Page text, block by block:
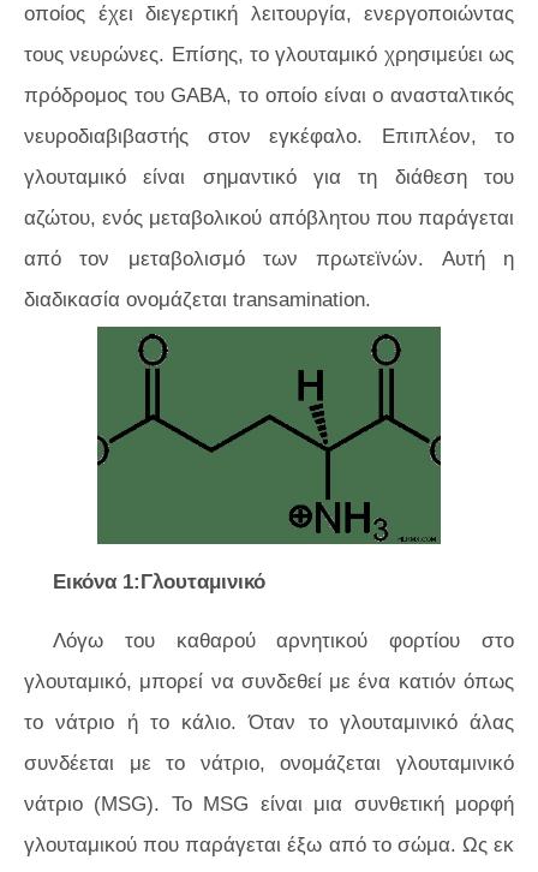
οποίος έχει διεγερτική λειτουργία, ενεργοποιώντας
τους νευρώνες. Επίσης, το γλουταμικό χρησιμεύει ως
πρόδρομος του GABA, το οποίο είναι ο ανασταλτικός
νευροδιαβιβαστής στον εγκέφαλο. Επιπλέον, το
γλουταμικό είναι σημαντικό για τη διάθεση του
αζώτου, ενός μεταβολικού απόβλητου που παράγεται
από τον μεταβολισμό των πρωτεϊνών. Αυτή η
διαδικασία ονομάζεται transamination.
Εικόνα 1:Γλουταμινικό
Λόγω του καθαρού αρνητικού φορτίου στο
γλουταμικό, μπορεί να συνδεθεί με ένα κατιόν όπως
το νάτριο ή το κάλιο. Όταν το γλουταμινικό άλας
συνδέεται με το νάτριο, ονομάζεται γλουταμινικό
νάτριο (MSG). Το MSG είναι μια συνθετική μορφή
γλουταμικού που παράγεται έξω από το σώμα. Ως εκ